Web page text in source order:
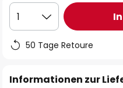
1
50 Tage Retoure
Informationen zur